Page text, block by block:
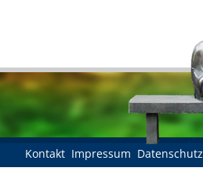
Kontakt Impressum Datenschutz